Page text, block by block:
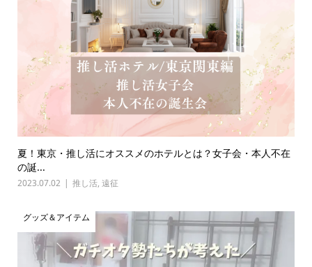
夏！東京・推し活にオススメのホテルとは？女子会・本人不在
の誕...
2023.07.02 推し活, 遠征
グッズ＆アイテム